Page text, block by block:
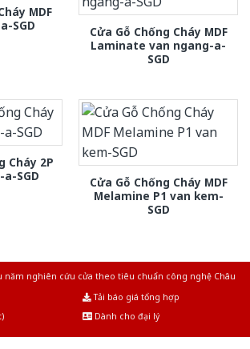
MDF
SGD
Cửa Gỗ Chống Cháy MDF
Laminate van ngang-a-
SGD
Cháy 2P
SGD
Cửa Gỗ Chống Cháy MDF
Melamine P1 van kem-
SGD
năm nghiên cứu cửa theo tiêu chuẩn công nghệ Châu
Tải báo giá tổng hợp
Dành cho đại lý